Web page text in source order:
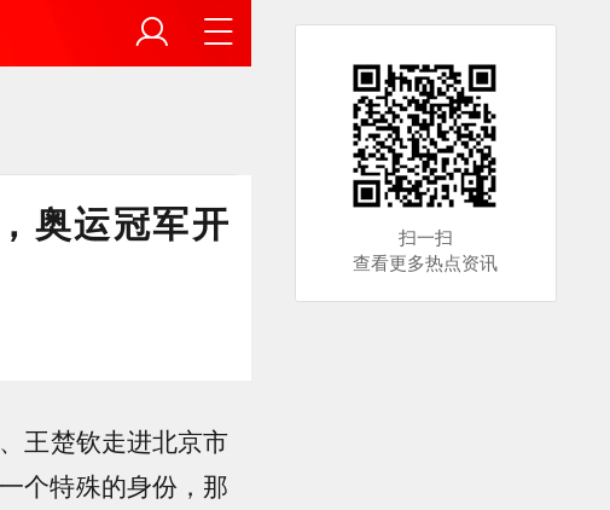
奥运冠军开
王楚钦走进北京市
个特殊的身份，那
扫一扫
查看更多热点资讯